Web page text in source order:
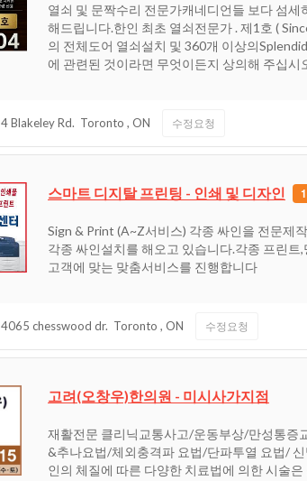
열쇠 및 문짝수리 전문가캐네디언들 보다 섬
해드립니다.한인 최초 열쇠전문가 . 제1호 (
의 전체도어 열쇠설치 및 360개 이상의
에 관련된 것이라면 무엇이든지 상의해 주십
4 Blakeley Rd. Toronto , ON 수정요청
스마트 디지탈 프린팅 - 인쇄 및 디자인
Sign & Print (A~Z서비스) 각종 싸인을 전문제
각종 싸인설치를 해오고 있습니다.각종 프린
고객에 맞는 맞춤서비스를 진행합니다
4065 chesswood dr. Toronto , ON 수정요청
고려(오창우)한의원 - 미시사가지점
재활전문 클리닉교통사고/운동부상/만성통증
&추나요법/체외충격파 요법/단파투열 요법/
인의 체질에 따른 다양한 치료법에 의한 시술